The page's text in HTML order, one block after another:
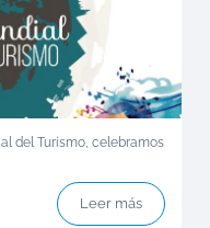
del Turismo, celebramos
Leer más